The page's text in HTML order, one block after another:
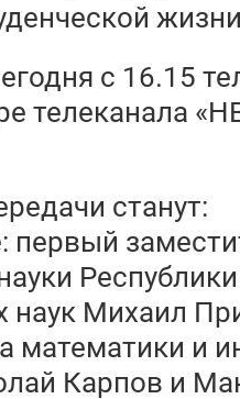
с 16.15
телеканала
станут:
первый
наук Михаил
математики
Карпов и